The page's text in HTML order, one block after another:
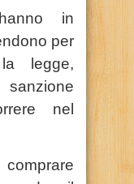
in
per
legge,
nel